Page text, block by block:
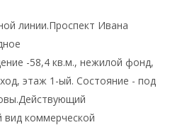
линии.Проспект Ивана
-58,4 кв.м., нежилой фонд,
этаж 1-ый. Состояние - под
коммерческой